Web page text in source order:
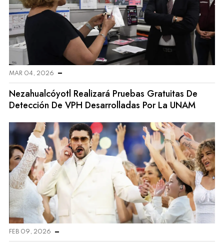
MAR 04, 2026
Nezahualcóyotl Realizará Pruebas Gratuitas De
Detección De VPH Desarrolladas Por La UNAM
FEB 09, 2026